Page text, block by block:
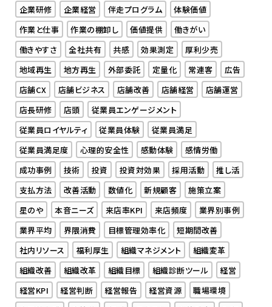
企業研修
企業経営 伴走プログラム
体験価値
作業と仕事
作業の棚卸し 価値提供
働きがい
働きやすさ
全社共有 共感 効果測定
厚利少売
地域再生
地方再生 外部委託 定量化 常連客
広告
店舗CX
店舗ビジネス 店舗改善 店舗経営
店舗運営
店長研修
店頭
従業員エンゲージメント
従業員ロイヤルティ
従業員体験
従業員満足
従業員満足度
心理的安全性 感動体験
感情労働
成功事例
技術 投資 投資対効果 採用活動
推し活
支払方法
改善活動 数値化 新規顧客
施策立案
星のや
本音ニーズ 来店率KPI 来店頻度
業界別事例
業界平均
界隈消費 目標管理効率化
短期間改善
社内リソース
福利厚生 組織マネジメント
組織変革
組織改善
組織改革 組織目標 組織診断ツール
経営
経営KPI
経営判断 経営報告 経営資源
職場環境